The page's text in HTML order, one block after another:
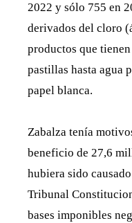
2022 y sólo 755 en
derivados del cloro
productos que
pastillas hasta agua
papel blanca.
Zabalza tenía
beneficio de 27,6
hubiera sido
Tribunal
bases imponibles